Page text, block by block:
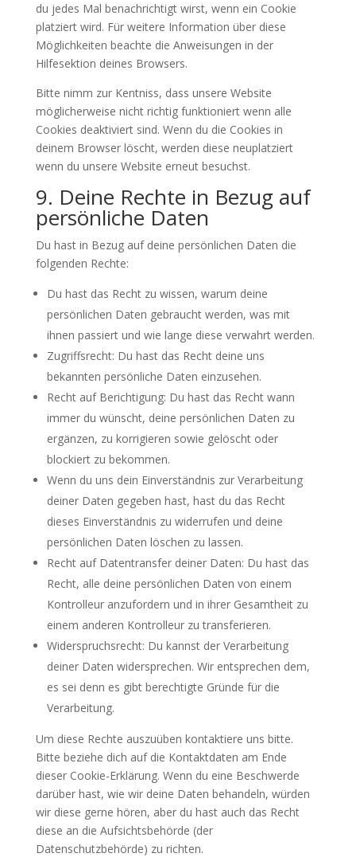
du jedes Mal benachrichtigt wirst, wenn ein Cookie
platziert wird. Für weitere Information über diese
Möglichkeiten beachte die Anweisungen in der
Hilfesektion deines Browsers.
Bitte nimm zur Kentniss, dass unsere Website
möglicherweise nicht richtig funktioniert wenn alle
Cookies deaktiviert sind. Wenn du die Cookies in
deinem Browser löscht, werden diese neuplatziert
wenn du unsere Website erneut besuchst.
9. Deine Rechte in Bezug auf
persönliche Daten
Du hast in Bezug auf deine persönlichen Daten die
folgenden Rechte:
Du hast das Recht zu wissen, warum deine
persönlichen Daten gebraucht werden, was mit
ihnen passiert und wie lange diese verwahrt werden.
Zugriffsrecht: Du hast das Recht deine uns
bekannten persönliche Daten einzusehen.
Recht auf Berichtigung: Du hast das Recht wann
immer du wünscht, deine persönlichen Daten zu
ergänzen, zu korrigieren sowie gelöscht oder
blockiert zu bekommen.
Wenn du uns dein Einverständnis zur Verarbeitung
deiner Daten gegeben hast, hast du das Recht
dieses Einverständnis zu widerrufen und deine
persönlichen Daten löschen zu lassen.
Recht auf Datentransfer deiner Daten: Du hast das
Recht, alle deine persönlichen Daten von einem
Kontrolleur anzufordern und in ihrer Gesamtheit zu
einem anderen Kontrolleur zu transferieren.
Widerspruchsrecht: Du kannst der Verarbeitung
deiner Daten widersprechen. Wir entsprechen dem,
es sei denn es gibt berechtigte Gründe für die
Verarbeitung.
Um diese Rechte auszuüben kontaktiere uns bitte.
Bitte beziehe dich auf die Kontaktdaten am Ende
dieser Cookie-Erklärung. Wenn du eine Beschwerde
darüber hast, wie wir deine Daten behandeln, würden
wir diese gerne hören, aber du hast auch das Recht
diese an die Aufsichtsbehörde (der
Datenschutzbehörde) zu richten.